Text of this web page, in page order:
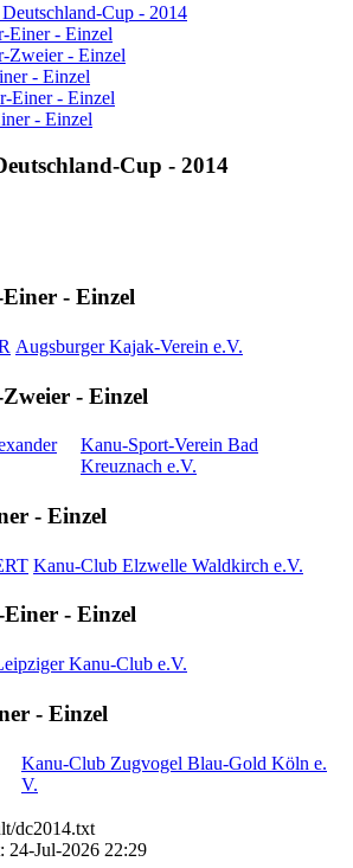
Cup - 2014
Einer - Einzel
Zweier - Einzel
- Einzel
Einer - Einzel
- Einzel
Cup - 2014
- Einzel
Augsburger Kajak-Verein e.V.
- Einzel
Kanu-Sport-Verein Bad
Kreuznach e.V.
- Einzel
Kanu-Club Elzwelle Waldkirch e.V.
- Einzel
Kanu-Club e.V.
- Einzel
Kanu-Club Zugvogel Blau-Gold Köln e.
V.
dc2014.txt
24-Jul-2026 22:29